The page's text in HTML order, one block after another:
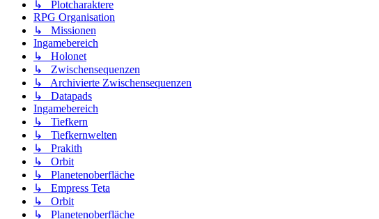
↳ Plotcharaktere
RPG Organisation
↳ Missionen
Ingamebereich
↳ Holonet
↳ Zwischensequenzen
↳ Archivierte Zwischensequenzen
↳ Datapads
Ingamebereich
↳ Tiefkern
↳ Tiefkernwelten
↳ Prakith
↳ Orbit
↳ Planetenoberfläche
↳ Empress Teta
↳ Orbit
↳ Planetenoberfläche